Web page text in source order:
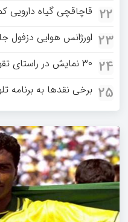
22 قاچاقچی گیاه دارویی
23 اورژانس هوایی دزفول
24 ۳۰ نمایش در راستای تقویت اقتصاد هنر در دزفول اجرا شد
25 برخی نقدها به برنامه